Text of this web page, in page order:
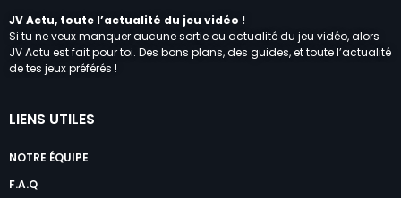
JV Actu, toute l’actualité du jeu vidéo !
Si tu ne veux manquer aucune sortie ou actualité du jeu vidéo, alors
JV Actu est fait pour toi. Des bons plans, des guides, et toute l’actualité
de tes jeux préférés !
LIENS UTILES
NOTRE ÉQUIPE
F.A.Q